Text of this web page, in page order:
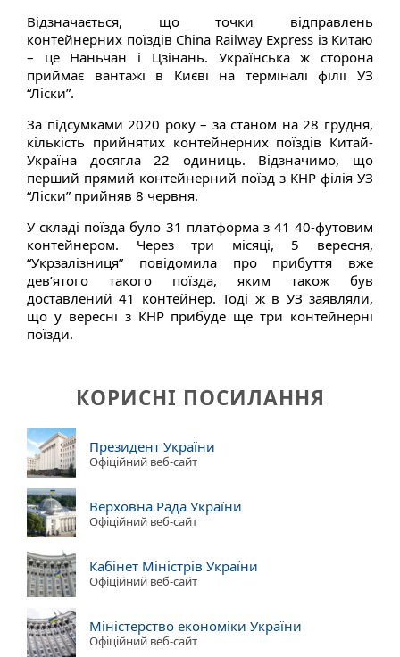
Відзначається, що точки відправлень
контейнерних поїздів China Railway Express із Китаю
– це Наньчан і Цзінань. Українська ж сторона
приймає вантажі в Києві на терміналі філії УЗ
“Ліски”.
За підсумками 2020 року – за станом на 28 грудня,
кількість прийнятих контейнерних поїздів Китай-
Україна досягла 22 одиниць. Відзначимо, що
перший прямий контейнерний поїзд з КНР філія УЗ
“Ліски” прийняв 8 червня.
У складі поїзда було 31 платформа з 41 40-футовим
контейнером. Через три місяці, 5 вересня,
“Укрзалізниця” повідомила про прибуття вже
дев’ятого такого поїзда, яким також був
доставлений 41 контейнер. Тоді ж в УЗ заявляли,
що у вересні з КНР прибуде ще три контейнерні
поїзди.
КОРИСНІ ПОСИЛАННЯ
Президент України
Офіційний веб-сайт
Верховна Рада України
Офіційний веб-сайт
Кабінет Міністрів України
Офіційний веб-сайт
Міністерство економіки України
Офіційний веб-сайт